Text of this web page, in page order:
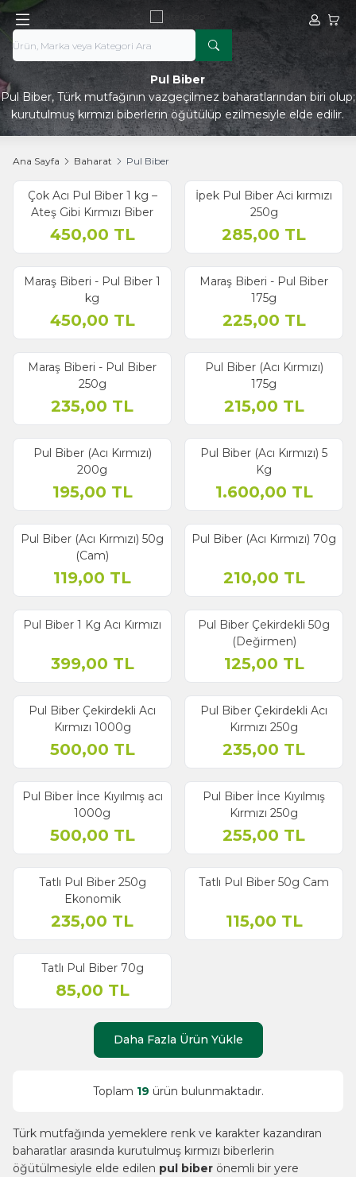
Hesabım
Pul Biber
Pul Biber, Türk mutfağının vazgeçilmez baharatlarından biri olup;
kurutulmuş kırmızı biberlerin öğütülüp ezilmesiyle elde edilir.
Ana Sayfa Baharat Pul Biber
Yeni
Çok Acı Pul Biber 1 kg –
Ateş Gibi Kırmızı Biber
450,00 TL
İpek Pul Biber Aci kırmızı
250g
285,00 TL
Maraş Biberi - Pul Biber 1
kg
450,00 TL
Maraş Biberi - Pul Biber
175g
225,00 TL
Maraş Biberi - Pul Biber
250g
235,00 TL
Pul Biber (Acı Kırmızı)
175g
215,00 TL
Pul Biber (Acı Kırmızı)
200g
195,00 TL
Pul Biber (Acı Kırmızı) 5
Kg
1.600,00 TL
Pul Biber (Acı Kırmızı) 50g
(Cam)
119,00 TL
Pul Biber (Acı Kırmızı) 70g
210,00 TL
Pul Biber 1 Kg Acı Kırmızı
399,00 TL
Pul Biber Çekirdekli 50g
(Değirmen)
125,00 TL
YeniPul Biber Çekirdekli Acı
Kırmızı 1000g
500,00 TL
Pul Biber Çekirdekli Acı
Kırmızı 250g
235,00 TL
Pul Biber İnce Kıyılmış acı
1000g
500,00 TL
Pul Biber İnce Kıyılmış
Kırmızı 250g
255,00 TL
Tatlı Pul Biber 250g
Ekonomik
235,00 TL
Tatlı Pul Biber 50g Cam
115,00 TL
Tatlı Pul Biber 70g
85,00 TL
Daha Fazla Ürün Yükle
Toplam 19 ürün bulunmaktadır.
Türk mutfağında yemeklere renk ve karakter kazandıran
baharatlar arasında kurutulmuş kırmızı biberlerin
öğütülmesiyle elde edilen pul biber önemli bir yere